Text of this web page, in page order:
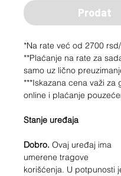
Prodat
*Na rate već od 2700
**Plaćanje na rate za
samo uz lično
***Iskazana cena važi za
online i plaćanje
Stanje uređaja
Dobro. Ovaj uređaj ima
umerene tragove
korišćenja. U potpunosti